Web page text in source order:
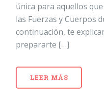
única para aquellos
las Fuerzas y Cuerpos
continuación, te
prepararte […]
LEER MÁS